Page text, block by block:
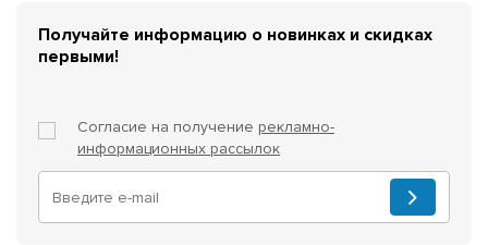
Получайте информацию о новинках и скидках
первыми!
Согласие на получение рекламно-
информационных рассылок